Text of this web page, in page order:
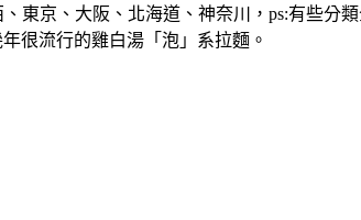
東京、大阪、北海道、神奈川，ps:有些分
很流行的雞白湯「泡」系拉麵。